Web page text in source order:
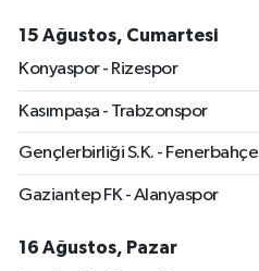
15 Ağustos, Cumartesi
Konyaspor - Rizespor
Kasımpaşa - Trabzonspor
Gençlerbirliği S.K. - Fenerbahçe
Gaziantep FK - Alanyaspor
16 Ağustos, Pazar